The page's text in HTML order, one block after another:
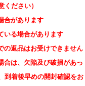
ください）
合があります
いる場合があります
の返品はお受けできません
合は、欠陥及び破損があっ
到着後早めの開封確認をお